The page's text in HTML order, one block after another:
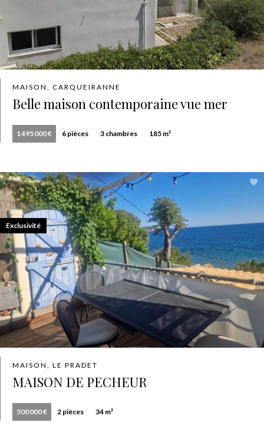
MAISON, CARQUEIRANNE
Belle maison contemporaine vue mer
1 495 000 € 6 pièces 3 chambres 185 m²
MAISON, LE PRADET
MAISON DE PECHEUR
500 000 € 2 pièces 34 m²
Exclusivité